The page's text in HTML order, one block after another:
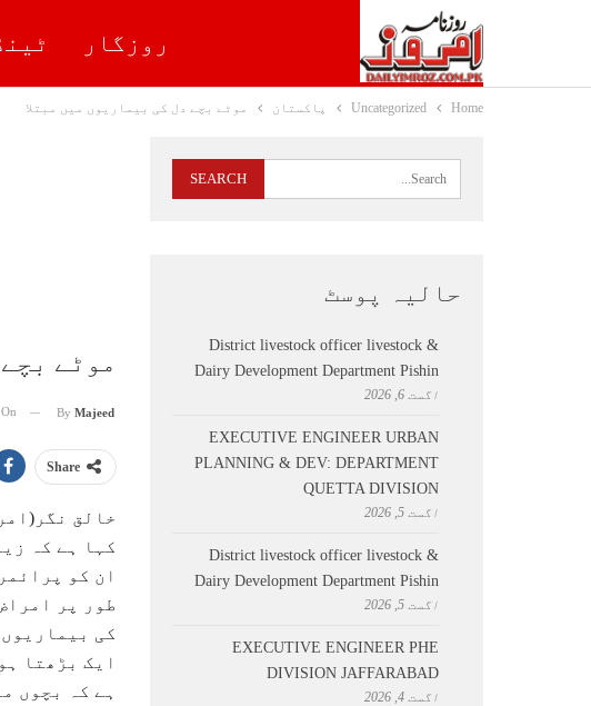
روزگار
Home
Uncategorized پاکستان موٹے بچے دل کی بیماریوں میں مبتلا
موٹے
By Majeed
On
Share
خالق
کہا ہے کہ
ان کو
طور پر
کی
ایک بڑھتا
ہے کہ بچوں
حالیہ پوسٹ
District livestock officer livestock &
Dairy Development Department Pishin
اگست 6, 2026
EXECUTIVE ENGINEER URBAN
PLANNING & DEV: DEPARTMENT
QUETTA DIVISION
اگست 5, 2026
District livestock officer livestock &
Dairy Development Department Pishin
اگست 5, 2026
EXECUTIVE ENGINEER PHE
DIVISION JAFFARABAD
اگست 4, 2026